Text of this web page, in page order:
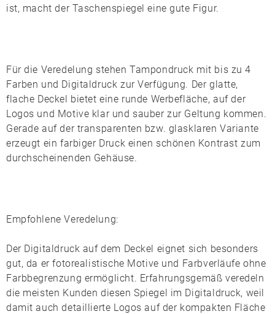
ist, macht der Taschenspiegel eine gute Figur.
Für die Veredelung stehenTampondruck mit bis zu 4
Farben und Digitaldruck zur Verfügung. Der glatte,
flache Deckel bietet eine runde Werbefläche, auf der
Logos und Motive klar und sauber zur Geltung kommen.
Gerade auf der transparenten bzw. glasklaren Variante
erzeugt ein farbiger Druck einen schönen Kontrast zum
durchscheinenden Gehäuse.
Empfohlene Veredelung:
Der Digitaldruck auf dem Deckel eignet sich besonders
gut, da er fotorealistische Motive und Farbverläufe ohne
Farbbegrenzung ermöglicht. Erfahrungsgemäß veredeln
die meisten Kunden diesen Spiegel im Digitaldruck, weil
damit auch detaillierte Logos auf der kompakten Fläche